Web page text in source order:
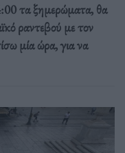
τα ξημερώματα, θα
ραντεβού με τον
μία ώρα, για να